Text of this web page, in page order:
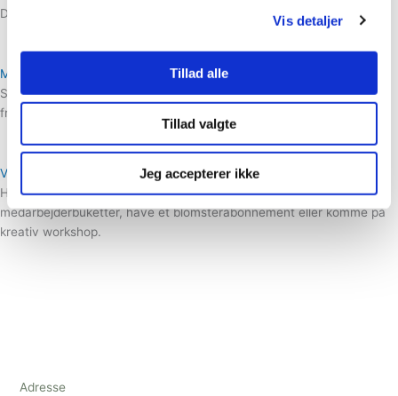
Vis detaljer
Tillad alle
Tillad valgte
Jeg accepterer ikke
Datoer for workshops er lige på trapperne...
Morsdag buket
Søndag d. 12 maj er det mors dag. Buketten består af skønne
frilandsblomster. Bestil din buket allerede nu.
Virksomheds Blomster
Hos Blomsterfabrikken kan din virksomhed bestille
medarbejderbuketter, have et blomsterabonnement eller komme på
kreativ workshop.
Adresse